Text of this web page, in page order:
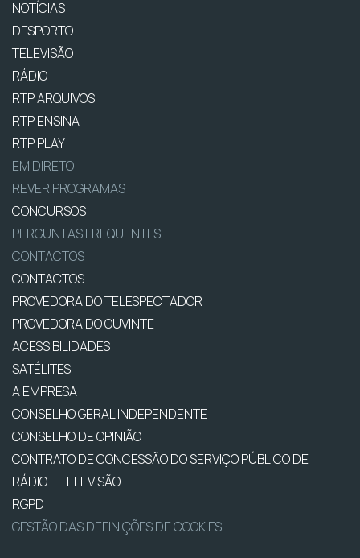
NOTÍCIAS
DESPORTO
TELEVISÃO
RÁDIO
RTP ARQUIVOS
RTP ENSINA
RTP PLAY
EM DIRETO
REVER PROGRAMAS
CONCURSOS
PERGUNTAS FREQUENTES
CONTACTOS
CONTACTOS
PROVEDORA DO TELESPECTADOR
PROVEDORA DO OUVINTE
ACESSIBILIDADES
SATÉLITES
A EMPRESA
CONSELHO GERAL INDEPENDENTE
CONSELHO DE OPINIÃO
CONTRATO DE CONCESSÃO DO SERVIÇO PÚBLICO DE
RÁDIO E TELEVISÃO
RGPD
GESTÃO DAS DEFINIÇÕES DE COOKIES